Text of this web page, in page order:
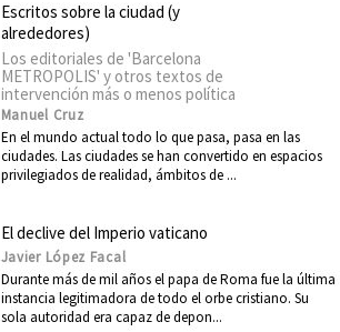
Escritos sobre la ciudad (y
alrededores)
Los editoriales de 'Barcelona
METROPOLIS' y otros textos de
intervención más o menos política
Manuel Cruz
En el mundo actual todo lo que pasa, pasa en las
ciudades. Las ciudades se han convertido en espacios
privilegiados de realidad, ámbitos de ...
El declive del Imperio vaticano
Javier López Facal
Durante más de mil años el papa de Roma fue la última
instancia legitimadora de todo el orbe cristiano. Su
sola autoridad era capaz de depon...